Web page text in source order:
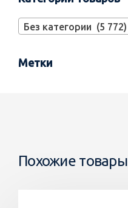
Без категории (5 772)
Метки
Похожие товары